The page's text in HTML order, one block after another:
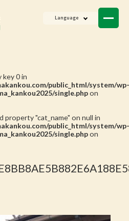
Language
key 0 in
public_html/system/wp-
single.phpon
"cat_name" on null in
public_html/system/wp-
single.phpon